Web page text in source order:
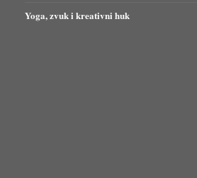
Yoga, zvuk i kreativni huk